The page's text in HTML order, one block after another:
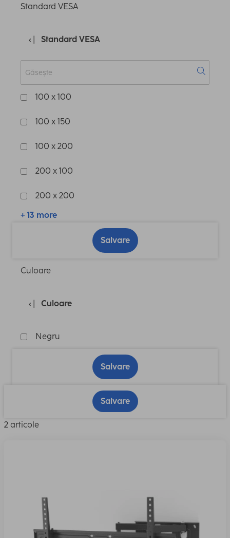
Standard VESA
Standard VESA
100 x 100
100 x 150
100 x 200
200 x 100
200 x 200
+ 13 more
Salvare
Culoare
Culoare
Negru
Salvare
Salvare
2 articole